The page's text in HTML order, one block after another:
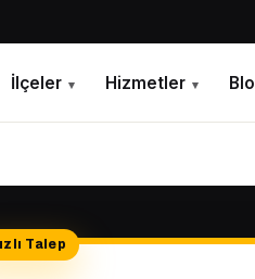
İlçeler ▾ Hizmetler ▾